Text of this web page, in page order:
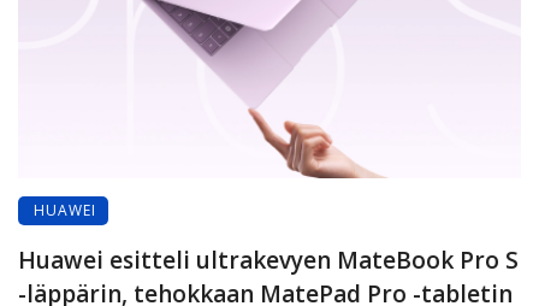
HUAWEI
Huawei esitteli ultrakevyen MateBook Pro S
-läppärin, tehokkaan MatePad Pro -tabletin